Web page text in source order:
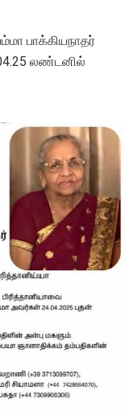
பாக்கியநாதர்
லண்டனில்